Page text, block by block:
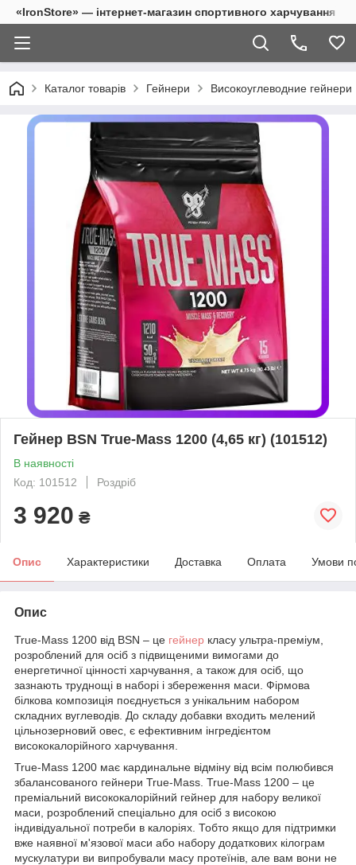
«IronStore» — інтернет-магазин спортивного харчування
Каталог товарів Гейнери Високоуглеводние гейнери
Гейнер BSN True-Mass 1200 (4,65 кг) (101512)
В наявності
Код: 101512
Роздріб
3 920 ₴
Опис Характеристики Доставка Оплата Умови
Опис
True-Mass 1200 від BSN – це гейнер класу ультра-преміум,
розроблений для осіб з підвищеними вимогами до
енергетичної цінності харчування, а також для осіб, що
зазнають труднощі в наборі і збереження маси. Фірмова
білкова композиція поєднується з унікальним набором
складних вуглеводів. До складу добавки входить мелений
цільнозерновий овес, є ефективним інгредієнтом
висококалорійного харчування.
True-Mass 1200 має кардинальне відміну від всім полюбився
збалансованого гейнери True-Mass. True-Mass 1200 – це
преміальний висококалорійний гейнер для набору великої
маси, розроблений спеціально для осіб з високою
індивідуальної потреби в калоріях. Тобто якщо для підтримки
вже наявної м'язової маси або набору додаткових кілограм
мускулатури ви випробували масу протеїнів, але вам вони не